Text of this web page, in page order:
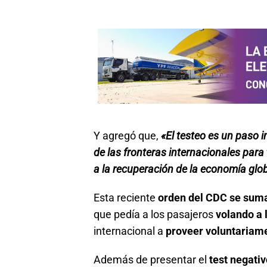
Y agregó que, «El testeo es un paso
de las fronteras internacionales
a la recuperación de la economía
Esta reciente orden del CDC se
que pedía a los pasajerosvolando a
internacional a proveer
Además de presentar el test